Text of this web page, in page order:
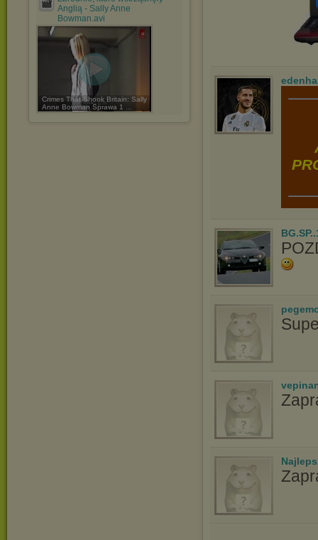
Anglią - Sally Anne
Bowman.avi
Crimes That Shook Britain: Sally
Anne Bowman Sprawa 1 ...